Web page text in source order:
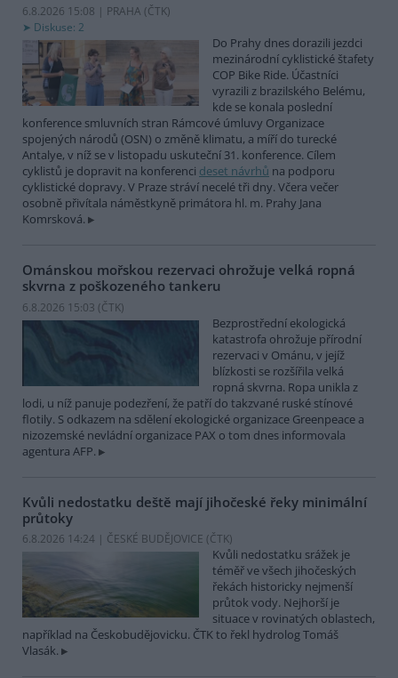
6.8.2026 15:08 | PRAHA (ČTK)
Diskuse: 2
Do Prahy dnes dorazili jezdci
mezinárodní cyklistické štafety
COP Bike Ride. Účastníci
vyrazili z brazilského Belému,
kde se konala poslední
konference smluvních stran Rámcové úmluvy Organizace
spojených národů (OSN) o změně klimatu, a míří do turecké
Antalye, v níž se v listopadu uskuteční 31. konference. Cílem
cyklistů je dopravit na konferenci deset návrhů na podporu
cyklistické dopravy. V Praze stráví necelé tři dny. Včera večer
osobně přivítala náměstkyně primátora hl. m. Prahy Jana
Komrsková.
Ománskou mořskou rezervaci ohrožuje velká ropná
skvrna z poškozeného tankeru
6.8.2026 15:03 (ČTK)
Bezprostřední ekologická
katastrofa ohrožuje přírodní
rezervaci v Ománu, v jejíž
blízkosti se rozšířila velká
ropná skvrna. Ropa unikla z
lodi, u níž panuje podezření, že patří do takzvané ruské stínové
flotily. S odkazem na sdělení ekologické organizace Greenpeace a
nizozemské nevládní organizace PAX o tom dnes informovala
agentura AFP.
Kvůli nedostatku deště mají jihočeské řeky minimální
průtoky
6.8.2026 14:24 | ČESKÉ BUDĚJOVICE (ČTK)
Kvůli nedostatku srážek je
téměř ve všech jihočeských
řekách historicky nejmenší
průtok vody. Nejhorší je
situace v rovinatých oblastech,
například na Českobudějovicku. ČTK to řekl hydrolog Tomáš
Vlasák.